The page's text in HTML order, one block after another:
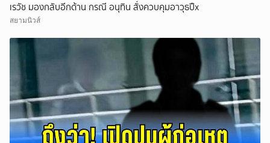
เรวัช มองกลับอีกด้าน กรณี อนุทิน สั่งควบคุมอาวุธปืx
สยามนิวส์